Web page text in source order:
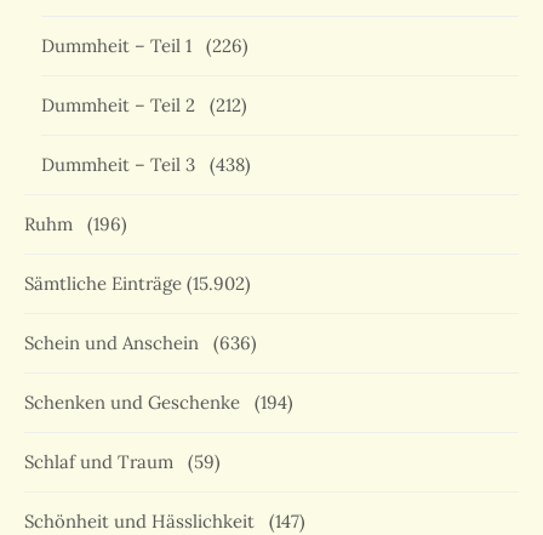
Dummheit – Teil 1 (226)
Dummheit – Teil 2 (212)
Dummheit – Teil 3 (438)
Ruhm (196)
Sämtliche Einträge (15.902)
Schein und Anschein (636)
Schenken und Geschenke (194)
Schlaf und Traum (59)
Schönheit und Hässlichkeit (147)